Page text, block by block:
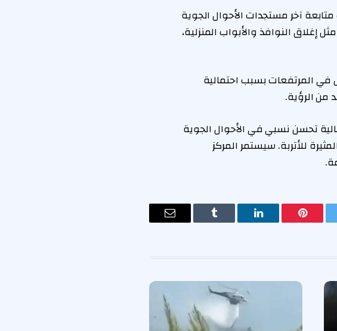
آخر مستجدات الأحوال الجوية
إغلاق النوافذ والأبواب المنزلية،
في المرتفعات بسبب احتمالية
من الرؤية.
تحسن نسبي في الأحوال الجوية
للأتربة. سيستمر المركز
بينتيريستلينكدإن Tumblr
البريد